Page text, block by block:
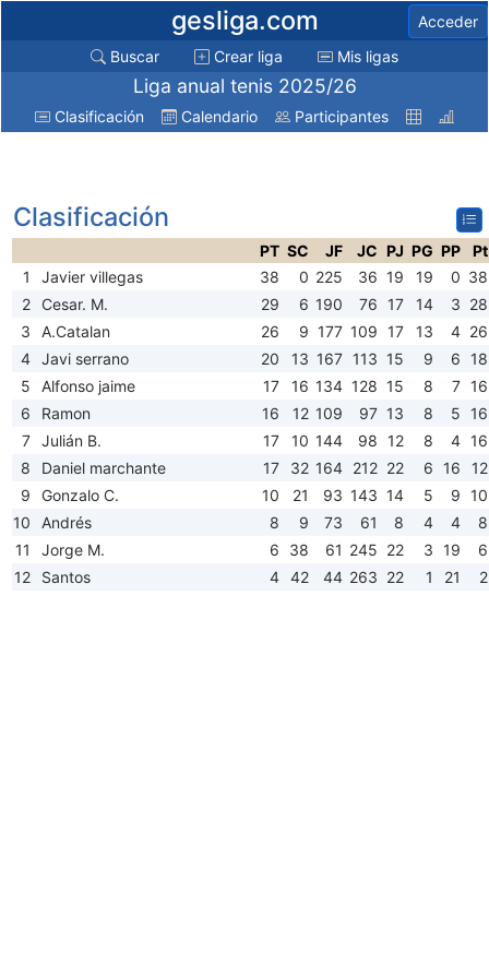
gesliga.com
Acceder
Buscar
Crear liga Mis ligas
Liga anual tenis 2025/26
Clasificación Calendario Participantes
Clasificación
PT SC JF JC PJ PG PP
Pt
1
Javier villegas 38 0 225 36 19 19 0 38
2
Cesar. M. 29 6 190 76 17 14 3 28
3
A.Catalan 26 9 177 109 17 13 4 26
4 Javi serrano 20 13 167 113 15 9 6 18
5
Alfonso jaime 17 16 134 128 15 8 7 16
6
Ramon 16 12 109 97 13 8 5 16
7 Julián B. 17 10 144 98 12 8 4 16
8
Daniel marchante 17 32 164 212 22 6 16
12
9
Gonzalo C. 10 21 93 143 14 5 9 10
10
Andrés 8 9 73 61 8 4 4
8
11
Jorge M. 6 38 61 245 22 3 19
6
12
Santos 4 42 44 263 22 1 21 2